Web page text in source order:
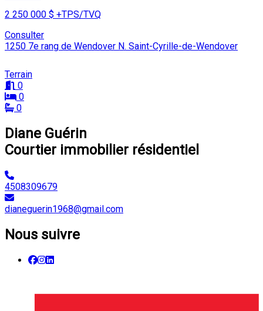
2 250 000 $ +TPS/TVQ
Consulter
1250 7e rang de Wendover N. Saint-Cyrille-de-Wendover
Terrain
0
0
0
Diane Guérin
Courtier immobilier résidentiel
4508309679
dianeguerin1968@gmail.com
Nous suivre